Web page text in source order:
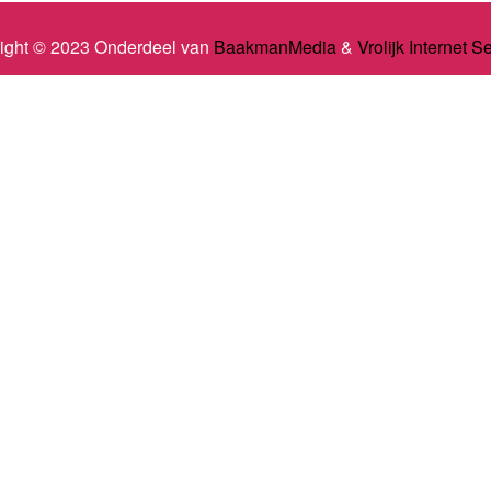
© 2023 Onderdeel van BaakmanMedia& Vrolijk Internet